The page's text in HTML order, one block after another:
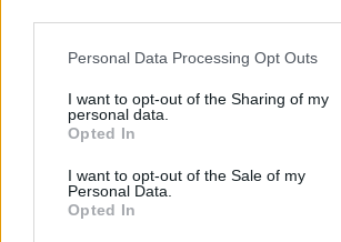
Personal Data Processing Opt Outs
I want to opt-out of the Sharing of my
personal data.
Opted In
I want to opt-out of the Sale of my
Personal Data.
Opted In
Vybrané články